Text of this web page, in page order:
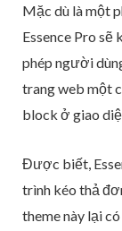
Mặc dù là một
Essence Pro sẽ
phép người
trang web một
block ở giao
Được biết,
trình kéo thả
theme này lại